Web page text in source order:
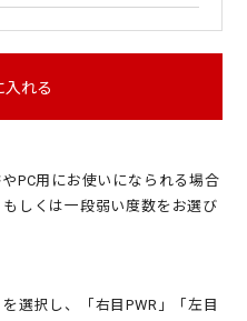
入れる
PC用にお使いになられる場合
しくは一段弱い度数をお選び
選択し、「右目PWR」「左目